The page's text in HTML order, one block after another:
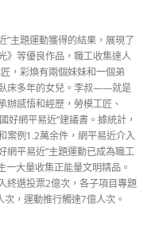
”主題運動獲得的結果，展現了
》等優良作品，職工收集達人
，彩煥有兩個妹妹和一個弟
床多年的女兒。李叔——就是
辦感悟和經歷，勞模工匠、
網平易近”建議書。據統計，
案例1.2萬余件，網平易近介入
網平易近”主題運動已成為職工
大量收集正能量文明精品。
終選投票2億次，各子項目專題
，運動推行觸達7億人次。